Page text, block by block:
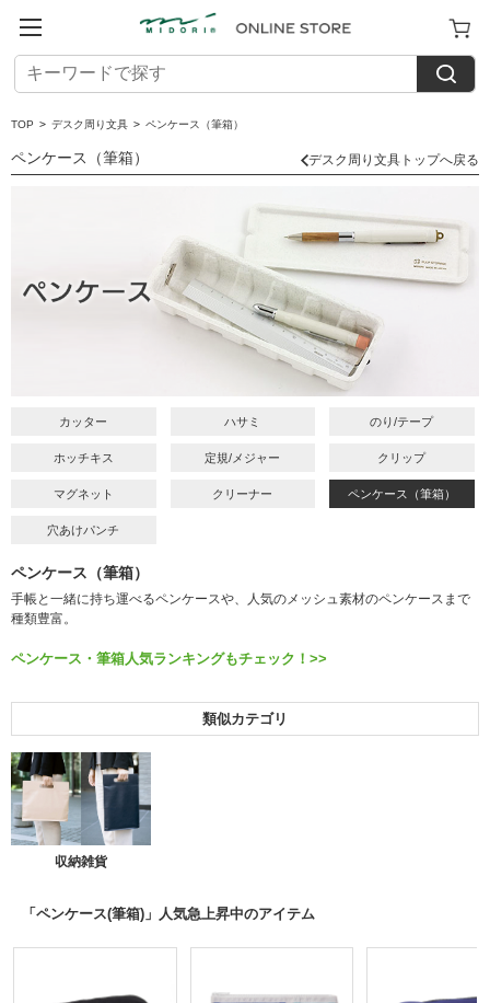
TOP > デスク周り文具 > ペンケース（筆箱）
ペンケース（筆箱） デスク周り文具トップへ戻る
カッター ハサミ のり/テープ
ホッチキス 定規/メジャー クリップ
マグネット クリーナー ペンケース（筆箱）
穴あけパンチ
ペンケース（筆箱）
手帳と一緒に持ち運べるペンケースや、人気のメッシュ素材のペンケースまで
種類豊富。
ペンケース・筆箱人気ランキングもチェック！>>
類似カテゴリ
収納雑貨
「ペンケース(筆箱)」人気急上昇中のアイテム